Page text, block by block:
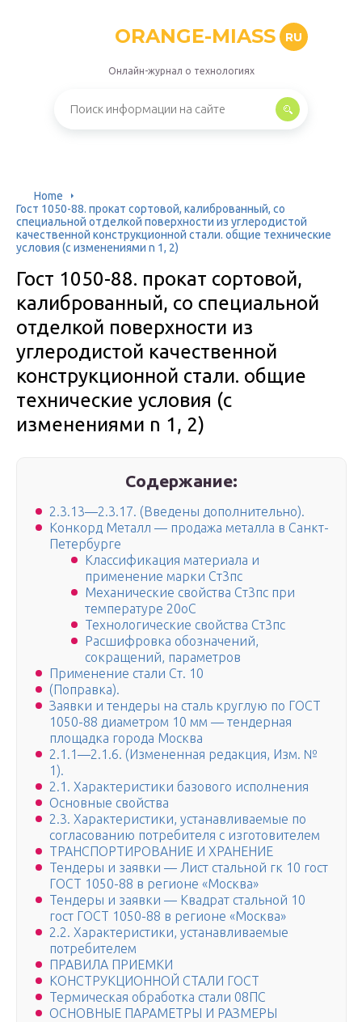
ORANGE-MIASS RU
Онлайн-журнал о технологиях
Home
Гост 1050-88. прокат сортовой, калиброванный, со
специальной отделкой поверхности из углеродистой
качественной конструкционной стали. общие технические
условия (с изменениями n 1, 2)
Гост 1050-88. прокат сортовой,
калиброванный, со специальной
отделкой поверхности из
углеродистой качественной
конструкционной стали. общие
технические условия (с
изменениями n 1, 2)
Содержание:
2.3.13—2.3.17. (Введены дополнительно).
Конкорд Металл — продажа металла в Санкт-
Петербурге
Классификация материала и
применение марки Ст3пс
Механические свойства Ст3пс при
температуре 20oС
Технологические свойства Ст3пс
Расшифровка обозначений,
сокращений, параметров
Применение стали Ст. 10
(Поправка).
Заявки и тендеры на сталь круглую по ГОСТ
1050-88 диаметром 10 мм — тендерная
площадка города Москва
2.1.1—2.1.6. (Измененная редакция, Изм. №
1).
2.1. Характеристики базового исполнения
Основные свойства
2.3. Характеристики, устанавливаемые по
согласованию потребителя с изготовителем
ТРАНСПОРТИРОВАНИЕ И ХРАНЕНИЕ
Тендеры и заявки — Лист стальной гк 10 гост
ГОСТ 1050-88 в регионе «Москва»
Тендеры и заявки — Квадрат стальной 10
гост ГОСТ 1050-88 в регионе «Москва»
2.2. Характеристики, устанавливаемые
потребителем
ПРАВИЛА ПРИЕМКИ
КОНСТРУКЦИОННОЙ СТАЛИ ГОСТ
Термическая обработка стали 08ПС
ОСНОВНЫЕ ПАРАМЕТРЫ И РАЗМЕРЫ